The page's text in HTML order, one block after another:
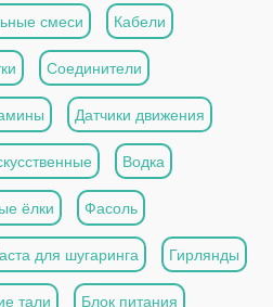
смеси Кабели
Соединители
Датчики движения
Водка
ёлки Фасоль
для шугаринга Гирлянды
тали Блок питания